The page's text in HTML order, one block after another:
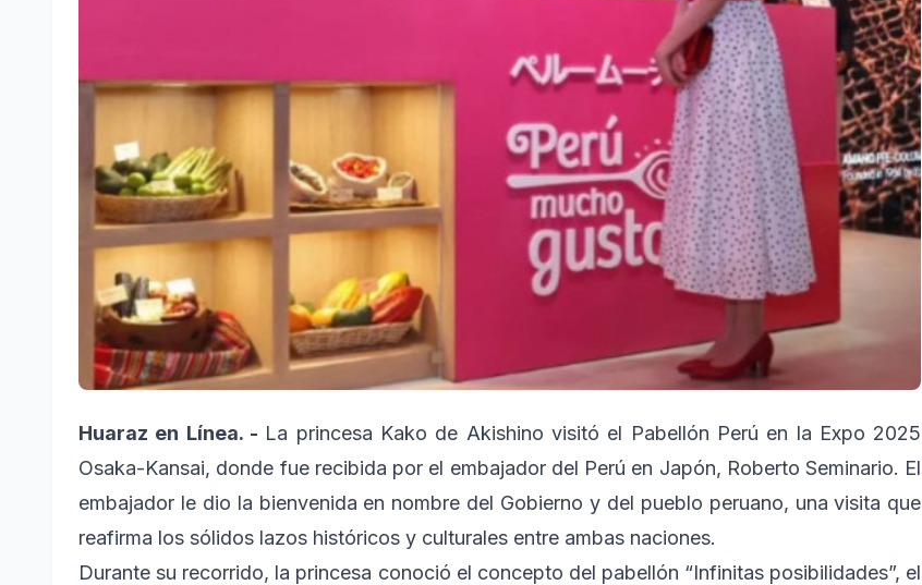
Huaraz en Línea. - La princesa Kako de Akishino visitó el Pabellón Perú en la Expo 2025
Osaka-Kansai, donde fue recibida por el embajador del Perú en Japón, Roberto Seminario. El
embajador le dio la bienvenida en nombre del Gobierno y del pueblo peruano, una visita que
reafirma los sólidos lazos históricos y culturales entre ambas naciones.
Durante su recorrido, la princesa conoció el concepto del pabellón “Infinitas posibilidades”, el